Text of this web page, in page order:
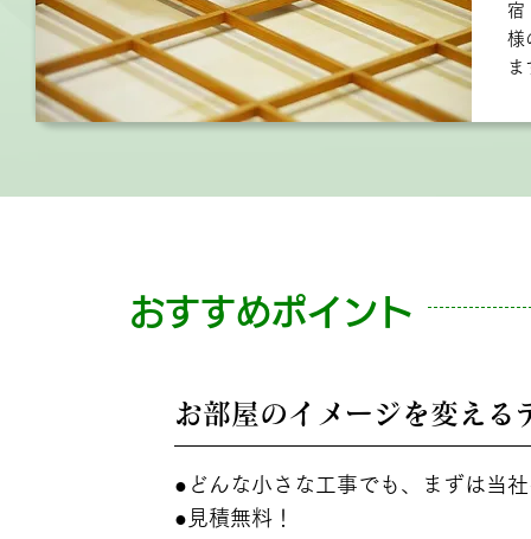
宿
様
ま
おすすめポイント
お部屋のイメージを変える
●どんな小さな工事でも、まずは当
●見積無料！